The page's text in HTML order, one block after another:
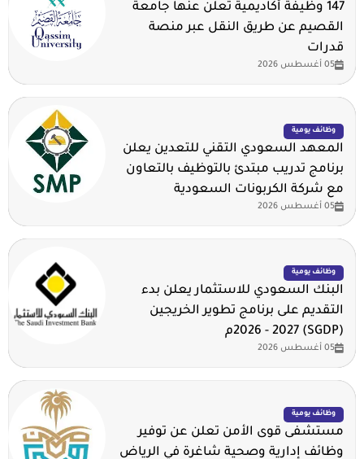
147 وظيفة أكاديمية تعلن عنها جامعة
القصيم عن طريق النقل عبر منصة
قدرات
05 أغسطس 2026
وظائف يومية
المعهد السعودي التقني للتعدين يعلن
برنامج تدريب مبتدئ بالتوظيف بالتعاون
مع شركة الكربونات السعودية
05 أغسطس 2026
وظائف يومية
البنك السعودي للاستثمار يعلن بدء
التقديم على برنامج تطوير الخريجين
(SGDP) 2026 - 2027م
05 أغسطس 2026
وظائف يومية
مستشفى قوى الأمن تعلن عن توفير
وظائف إدارية وصحية شاغرة في الرياض